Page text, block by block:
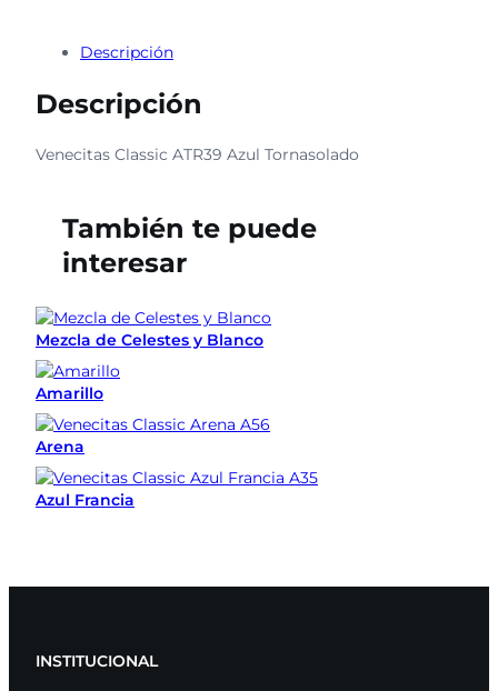
Descripción
Descripción
Venecitas Classic ATR39 Azul Tornasolado
También te puede
interesar
Mezcla de Celestes y Blanco
Amarillo
Arena
Azul Francia
INSTITUCIONAL